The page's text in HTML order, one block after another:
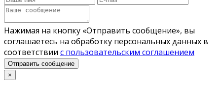
Нажимая на кнопку «Отправить сообщение», вы
соглашаетесь на обработку персональных данных в
соответствии с пользовательским соглашением
Отправить сообщение
×